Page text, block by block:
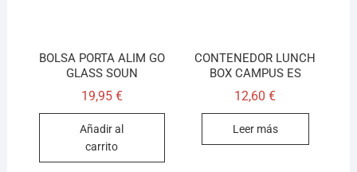
BOLSA PORTA ALIM GO
GLASS SOUN
19,95 €
Añadir al
carrito
CONTENEDOR LUNCH
BOX CAMPUS ES
12,60€
Leer más